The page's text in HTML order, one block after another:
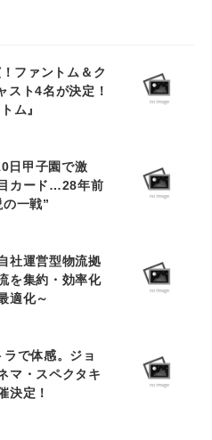
ファントム＆ク
スト4名が決定！
ム』
日甲子園で激
カード…28年前
一戦”
社運営型物流拠
を集約・効率化
適化～
で体感。ジョ
マ・スペクタキ
決定！